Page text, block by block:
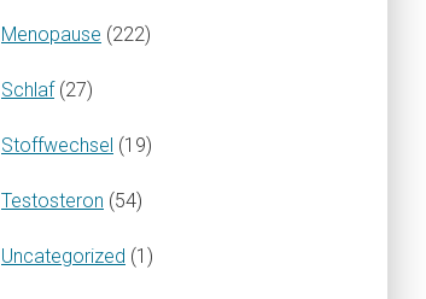
Menopause (222)
Schlaf(27)
Stoffwechsel (19)
Testosteron (54)
Uncategorized (1)